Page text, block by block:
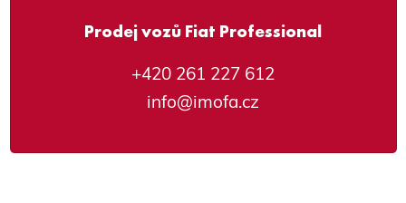
Prodej vozů Fiat Professional
+420 261 227 612
info@imofa.cz